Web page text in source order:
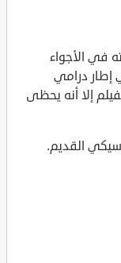
في الأجواء
إطار درامي
إلا أنه يحظى
القديم.